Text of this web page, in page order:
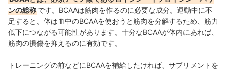
ンの総称です。BCAAは筋肉を作るのに必要な成分。運動中に不
足すると、体は血中のBCAAを使おうと筋肉を分解するため、筋力
低下につながる可能性があります。十分なBCAAが体内にあれば、
筋肉の損傷を抑えるのに有効です。
トレーニングの前などにBCAAを補給したければ、サプリメントを